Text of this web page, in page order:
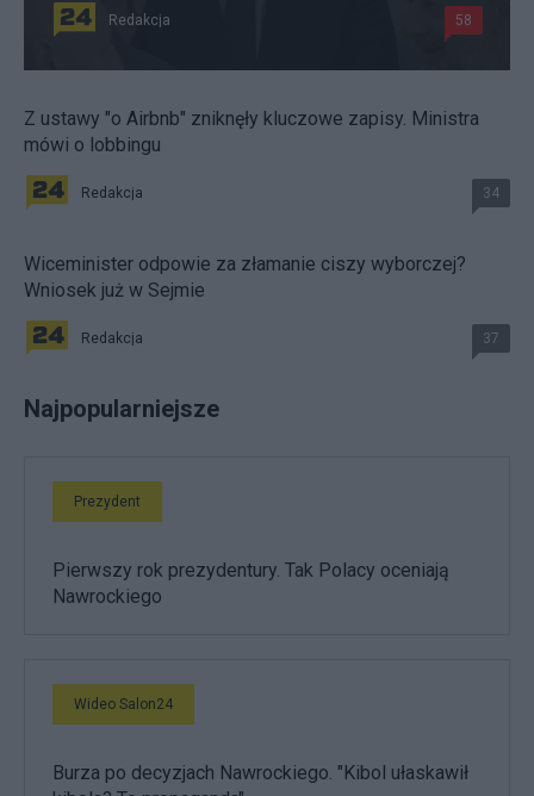
Redakcja 58
Z ustawy "o Airbnb" zniknęły kluczowe zapisy. Ministra
mówi o lobbingu
Redakcja 34
Wiceminister odpowie za złamanie ciszy wyborczej?
Wniosek już w Sejmie
Redakcja 37
Najpopularniejsze
Prezydent
Pierwszy rok prezydentury. Tak Polacy oceniają
Nawrockiego
Wideo Salon24
Burza po decyzjach Nawrockiego. "Kibol ułaskawił